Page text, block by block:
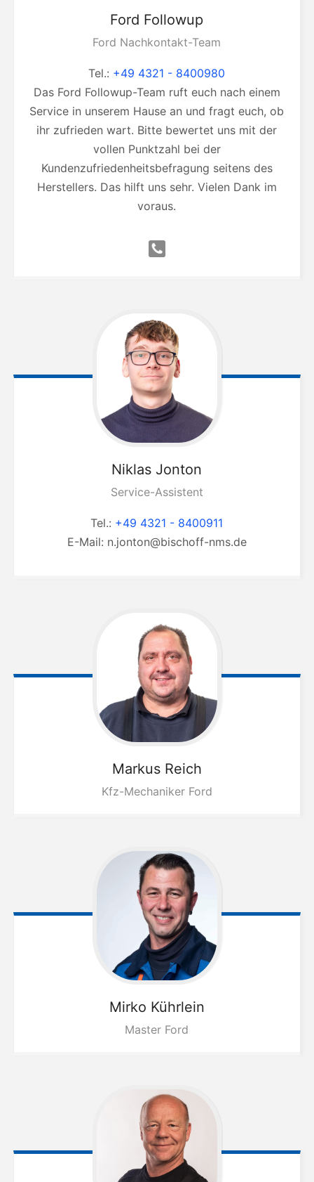
Ford Followup
Ford Nachkontakt-Team
Tel.: +49 4321 - 8400980
Das Ford Followup-Team ruft euch nach einem
Service in unserem Hause an und fragt euch, ob
ihr zufrieden wart. Bitte bewertet uns mit der
vollen Punktzahl bei der
Kundenzufriedenheitsbefragung seitens des
Herstellers. Das hilft uns sehr. Vielen Dank im
voraus.
Niklas Jonton
Service-Assistent
Tel.: +49 4321 - 8400911
E-Mail: n.jonton@bischoff-nms.de
Markus Reich
Kfz-Mechaniker Ford
Mirko Kührlein
Master Ford